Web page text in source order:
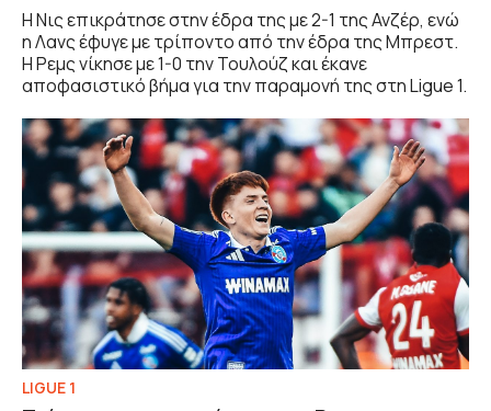
Η Νις επικράτησε στην έδρα της με 2-1 της Ανζέρ, ενώ
η Λανς έφυγε με τρίποντο από την έδρα της Μπρεστ.
Η Ρεμς νίκησε με 1-0 την Τουλούζ και έκανε
αποφασιστικό βήμα για την παραμονή της στη Ligue 1.
LIGUE 1